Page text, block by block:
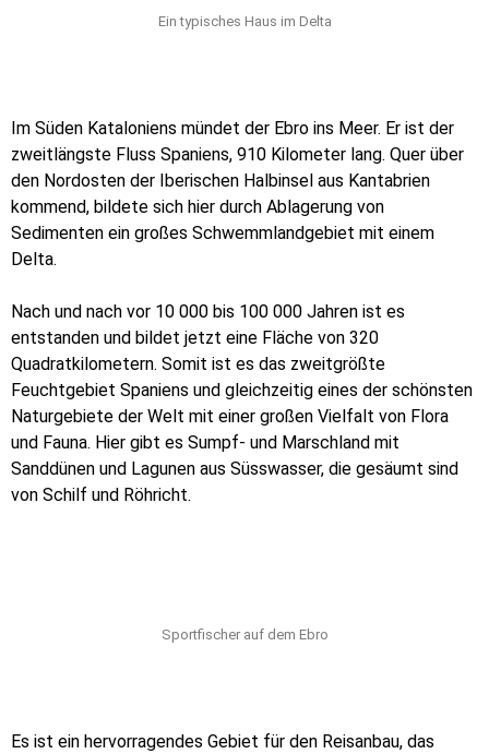
Ein typisches Haus im Delta
Im Süden Kataloniens mündet der Ebro ins Meer. Er ist der
zweitlängste Fluss Spaniens, 910 Kilometer lang. Quer über
den Nordosten der Iberischen Halbinsel aus Kantabrien
kommend, bildete sich hier durch Ablagerung von
Sedimenten ein großes Schwemmlandgebiet mit einem
Delta.
Nach und nach vor 10 000 bis 100 000 Jahren ist es
entstanden und bildet jetzt eine Fläche von 320
Quadratkilometern. Somit ist es das zweitgrößte
Feuchtgebiet Spaniens und gleichzeitig eines der schönsten
Naturgebiete der Welt mit einer großen Vielfalt von Flora
und Fauna. Hier gibt es Sumpf- und Marschland mit
Sanddünen und Lagunen aus Süsswasser, die gesäumt sind
von Schilf und Röhricht.
Sportfischer auf dem Ebro
Es ist ein hervorragendes Gebiet für den Reisanbau, das